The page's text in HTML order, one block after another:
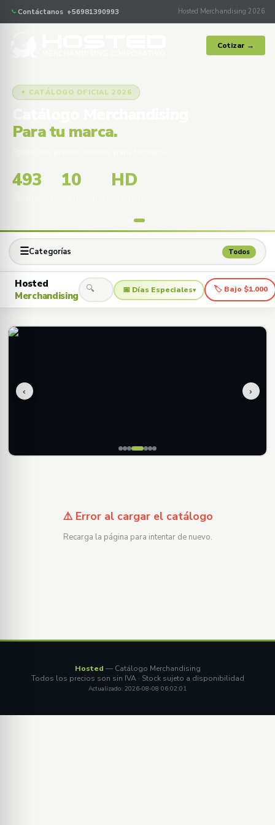
Contáctanos +56981390993 Hosted Merchandising 2026
Cotizar →
✦ CATÁLOGO OFICIAL 2026
Para tu marca.
493 10 HD
☰Categorías Todos
Hosted
Merchandising
🔍 📅 Días Especiales▾ 🏷 Bajo $1.000
‹ ›
⚠️ Error al cargar el catálogo
Recarga la página para intentar de nuevo.
Hosted — Catálogo Merchandising
Todos los precios son sin IVA · Stock sujeto a disponibilidad
Actualizado: 2026-08-08 06:02:01